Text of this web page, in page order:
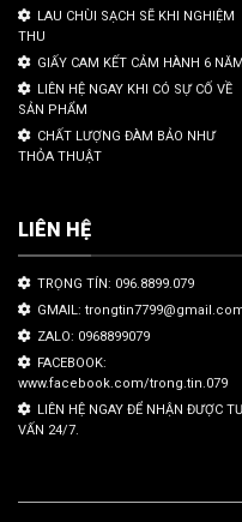
LAU CHÙI SẠCH SẼ KHI NGHIỆM
THU
GIẤY CAM KẾT CẢM HÀNH 6 NĂM
LIÊN HỆ NGAY KHI CÓ SỰ CỐ VỀ
SẢN PHẨM
CHẤT LƯỢNG ĐÀM BẢO NHƯ
THỎA THUẬT
LIÊN HỆ
TRỌNG TÍN: 096.8899.079
GMAIL:
ZALO: 0968899079
FACEBOOK:
www.facebook.com/trong.tin.079
LIÊN HỆ NGAY ĐỂ NHẬN ĐƯỢC
VẤN 24/7.